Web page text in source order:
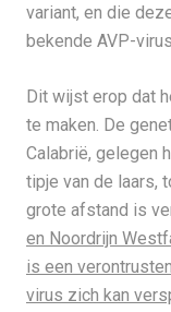
variant, en die
bekende AVP-
Dit wijst erop dat
te maken. De
Calabrië, gelegen
tipje van de laars,
grote afstand is
en Noordrijn
is een
virus zich kan